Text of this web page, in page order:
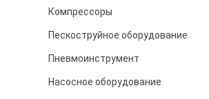
Компрессоры
Пескоструйное оборудование
Пневмоинструмент
Насосное оборудование